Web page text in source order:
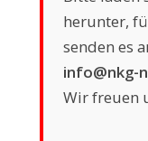
herunter,
senden es
info@nkg-
Wir freuen